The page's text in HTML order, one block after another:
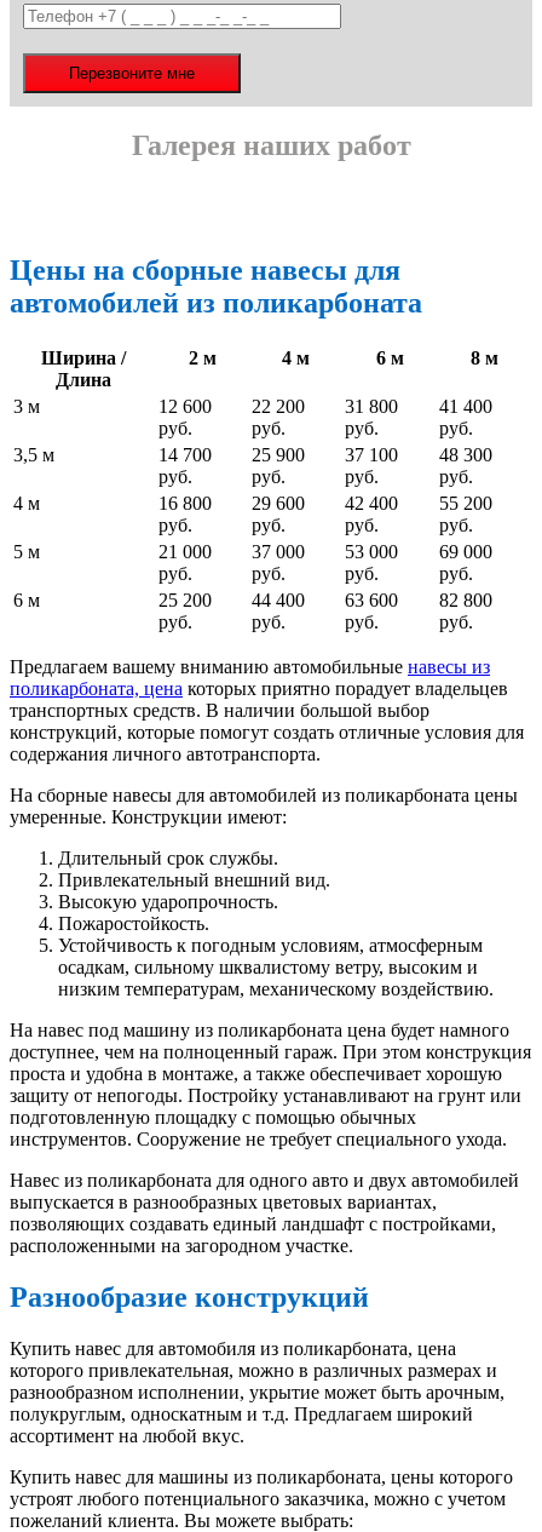
Галерея наших работ
Цены на сборные навесы для
автомобилей из поликарбоната
Ширина /
Длина
2 м 4 м 6 м 8 м
3 м
12 600
руб.
22 200
руб.
31 800
руб.
41 400
руб.
3,5 м
14 700
руб.
25 900
руб.
37 100
руб.
48 300
руб.
4 м
16 800
руб.
29 600
руб.
42 400
руб.
55 200
руб.
5 м
21 000
руб.
37 000
руб.
53 000
руб.
69 000
руб.
6 м
25 200
руб.
44 400
руб.
63 600
руб.
82 800
руб.
Предлагаем вашему вниманию автомобильные навесы из
поликарбоната, цена которых приятно порадует владельцев
транспортных средств. В наличии большой выбор
конструкций, которые помогут создать отличные условия для
содержания личного автотранспорта.
На сборные навесы для автомобилей из поликарбоната цены
умеренные. Конструкции имеют:
Длительный срок службы.
Привлекательный внешний вид.
Высокую ударопрочность.
Пожаростойкость.
Устойчивость к погодным условиям, атмосферным
осадкам, сильному шквалистому ветру, высоким и
низким температурам, механическому воздействию.
На навес под машину из поликарбоната цена будет намного
доступнее, чем на полноценный гараж. При этом конструкция
проста и удобна в монтаже, а также обеспечивает хорошую
защиту от непогоды. Постройку устанавливают на грунт или
подготовленную площадку с помощью обычных
инструментов. Сооружение не требует специального ухода.
Навес из поликарбоната для одного авто и двух автомобилей
выпускается в разнообразных цветовых вариантах,
позволяющих создавать единый ландшафт с постройками,
расположенными на загородном участке.
Разнообразие конструкций
Купить навес для автомобиля из поликарбоната, цена
которого привлекательная, можно в различных размерах и
разнообразном исполнении, укрытие может быть арочным,
полукруглым, односкатным и т.д. Предлагаем широкий
ассортимент на любой вкус.
Купить навес для машины из поликарбоната, цены которого
устроят любого потенциального заказчика, можно с учетом
пожеланий клиента. Вы можете выбрать: